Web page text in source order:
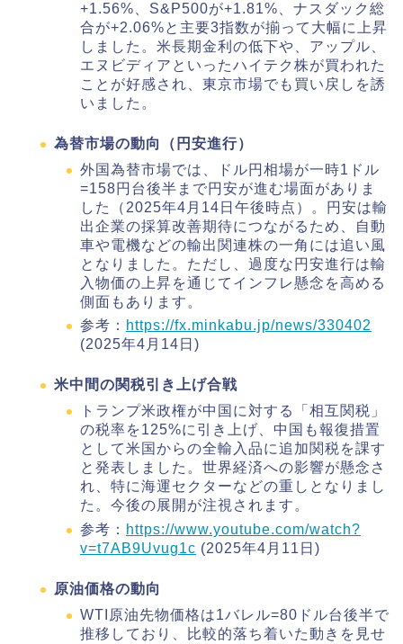
+1.56%、S&P500が+1.81%、ナスダック総
合が+2.06%と主要3指数が揃って大幅に上昇
しました。米長期金利の低下や、アップル、
エヌビディアといったハイテク株が買われた
ことが好感され、東京市場でも買い戻しを誘
いました。
為替市場の動向（円安進行）
外国為替市場では、ドル円相場が一時1ドル
=158円台後半まで円安が進む場面がありま
した（2025年4月14日午後時点）。円安は輸
出企業の採算改善期待につながるため、自動
車や電機などの輸出関連株の一角には追い風
となりました。ただし、過度な円安進行は輸
入物価の上昇を通じてインフレ懸念を高める
側面もあります。
参考： https://fx.minkabu.jp/news/330402
(2025年4月14日)
米中間の関税引き上げ合戦
トランプ米政権が中国に対する「相互関税」
の税率を125%に引き上げ、中国も報復措置
として米国からの全輸入品に追加関税を課す
と発表しました。世界経済への影響が懸念さ
れ、特に海運セクターなどの重しとなりまし
た。今後の展開が注視されます。
参考： https://www.youtube.com/watch?
v=t7AB9Uvug1c (2025年4月11日)
原油価格の動向
WTI原油先物価格は1バレル=80ドル台後半で
推移しており、比較的落ち着いた動きを見せ